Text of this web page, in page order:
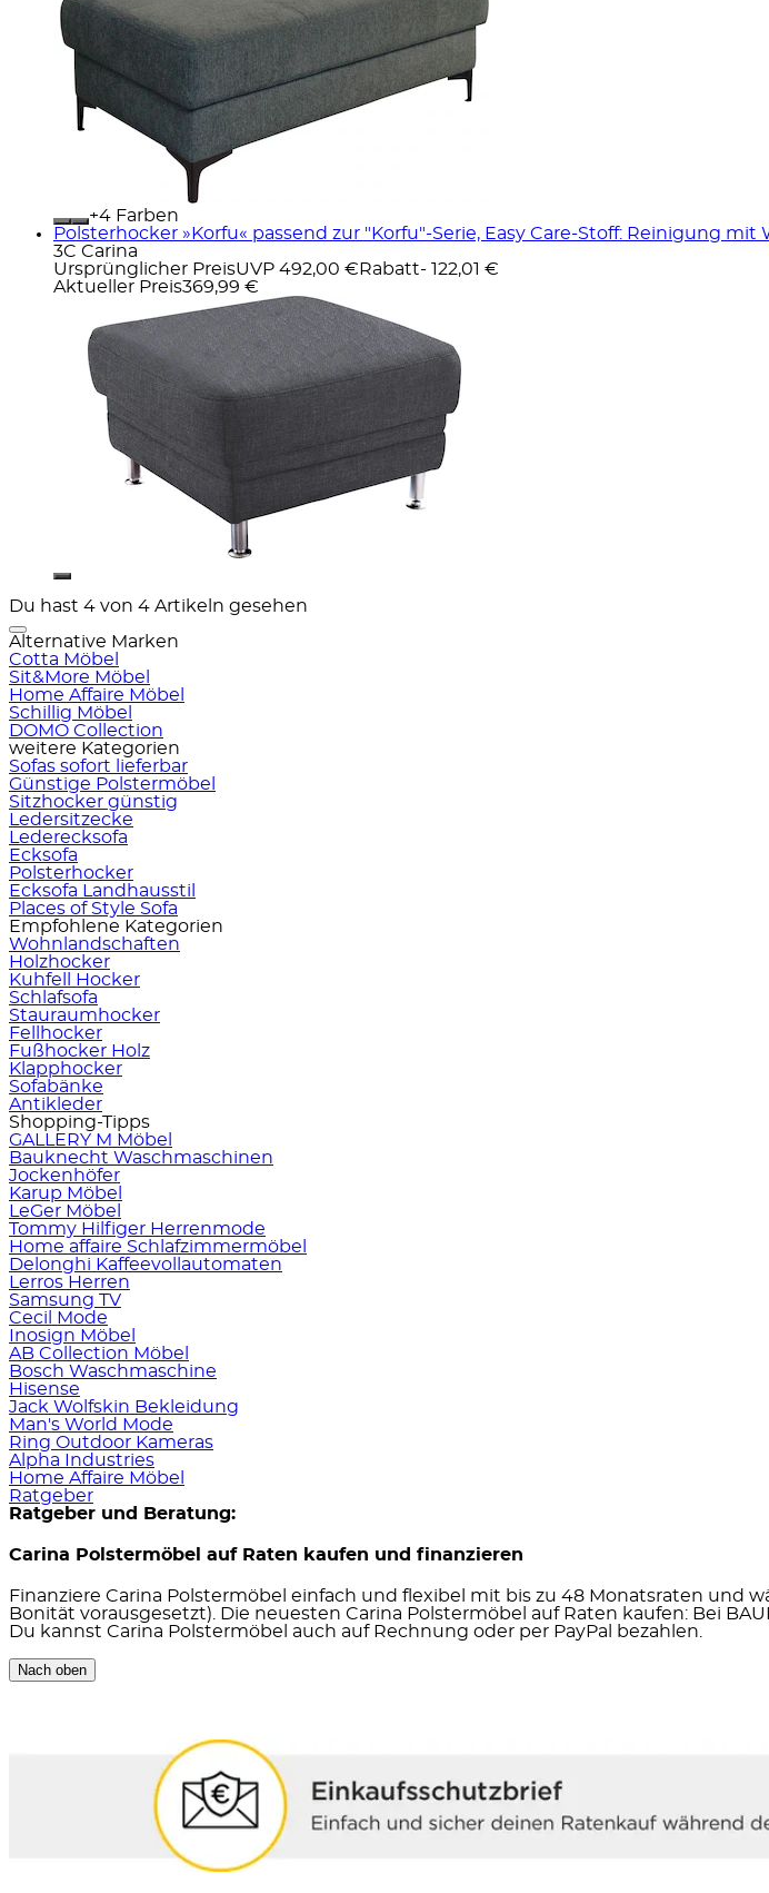
+
Farben
Polsterhocker »Korfu« passend zur "Korfu"-Serie, Easy Care-Stoff: Reinigung mit
3C Carina
Ursprünglicher PreisUVP 492,00 € Rabatt- 122,01 €
Aktueller Preis369,99 €
Du hast 4 von 4 Artikeln gesehen
Alternative Marken
Cotta Möbel
Sit&More Möbel
Home Affaire Möbel
Schillig Möbel
DOMO Collection
weitere Kategorien
Sofas sofort lieferbar
Günstige Polstermöbel
Sitzhocker günstig
Ledersitzecke
Lederecksofa
Ecksofa
Polsterhocker
Ecksofa Landhausstil
Places of Style Sofa
Empfohlene Kategorien
Wohnlandschaften
Holzhocker
Kuhfell Hocker
Schlafsofa
Stauraumhocker
Fellhocker
Fußhocker Holz
Klapphocker
Sofabänke
Antikleder
Shopping-Tipps
GALLERY M Möbel
Bauknecht Waschmaschinen
Jockenhöfer
Karup Möbel
LeGer Möbel
Tommy Hilfiger Herrenmode
Home affaire Schlafzimmermöbel
Delonghi Kaffeevollautomaten
Lerros Herren
Samsung TV
Cecil Mode
Inosign Möbel
AB Collection Möbel
Bosch Waschmaschine
Hisense
Jack Wolfskin Bekleidung
Man's World Mode
Ring Outdoor Kameras
Alpha Industries
Home Affaire Möbel
Ratgeber
Ratgeber und Beratung:
Carina Polstermöbel auf Raten kaufen und finanzieren
Finanziere Carina Polstermöbel einfach und flexibel mit bis zu 48 Monatsraten und
Bonität vorausgesetzt). Die neuesten Carina Polstermöbel auf Raten kaufen: Bei
Du kannst Carina Polstermöbel auch auf Rechnung oder per PayPal bezahlen.
Nach oben